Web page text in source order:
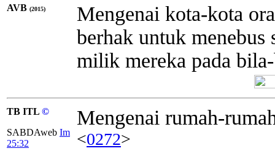
AVB (2015)
Mengenai kota-kota
berhak untuk
milik mereka pada
TB ITL ©
SABDAweb Im
25:32
Mengenai rumah-
<0272>